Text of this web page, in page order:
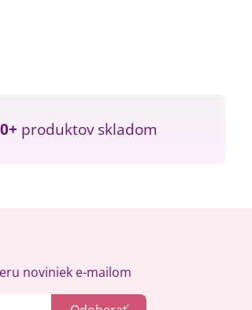
produktov skladom
noviniek e-mailom